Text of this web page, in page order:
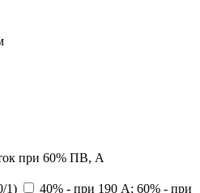
при 60% ПВ, А
1)
40% - при 190 А; 60% - при